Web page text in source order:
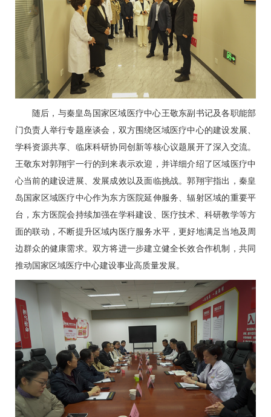
随后，与秦皇岛国家区域医疗中心王敬东副书记及各职能部
门负责人举行专题座谈会，双方围绕区域医疗中心的建设发展、
学科资源共享、临床科研协同创新等核心议题展开了深入交流。
王敬东对郭翔宇一行的到来表示欢迎，并详细介绍了区域医疗中
心当前的建设进展、发展成效以及面临挑战。郭翔宇指出，秦皇
岛国家区域医疗中心作为东方医院延伸服务、辐射区域的重要平
台，东方医院会持续加强在学科建设、医疗技术、科研教学等方
面的联动，不断提升区域内医疗服务水平，更好地满足当地及周
边群众的健康需求。双方将进一步建立健全长效合作机制，共同
推动国家区域医疗中心建设事业高质量发展。